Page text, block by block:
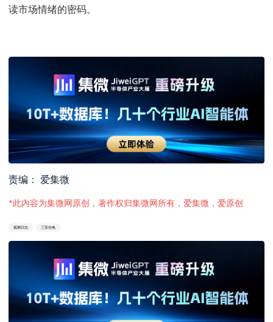
读市场情绪的密码。
责编： 爱集微
*此内容为集微网原创，著作权归集微网所有，爱集微，爱原创
观测日志 三安光电